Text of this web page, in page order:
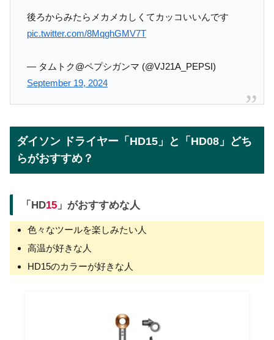
後ろからみたらメカメカしくてカッコいいんです
pic.twitter.com/8MqghGMV7T
— タムトク@ペプシガンマ (@VJ21A_PEPSI)
September 19, 2024
ダイソン ドライヤー「HD15」と「HD08」どち
らがおすすめ？
「HD15 」がおすすめな人
色々なツールを楽しみたい人
高温が好きな人
HD15のカラーが好きな人